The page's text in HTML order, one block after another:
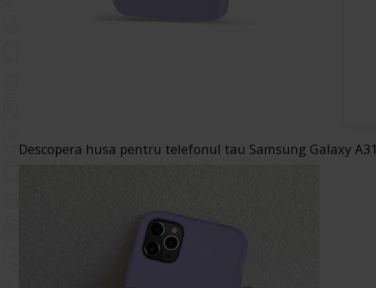
Descopera husa pentru telefonul tau Samsung Galaxy A31